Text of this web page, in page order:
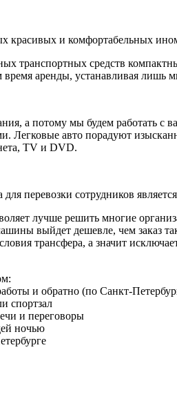
красивых и комфортабельных
транспортных средств
аренды, устанавливая лишь
а потому мы будем работать с
Легковые авто порадуют
TV и DVD.
перевозки сотрудников
лучше решить многие
выйдет дешевле, чем заказ
трансфера, а значит
и обратно (по Санкт-
спортзал
и переговоры
ночью